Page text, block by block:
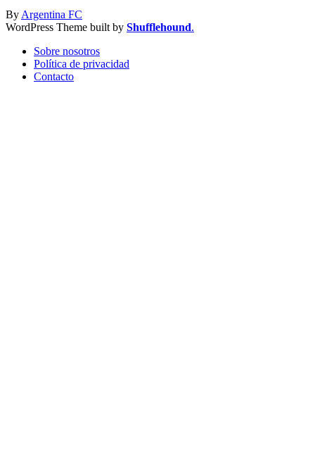
ByArgentina FC
WordPress Theme built by Shufflehound.
Sobre nosotros
Política de privacidad
Contacto